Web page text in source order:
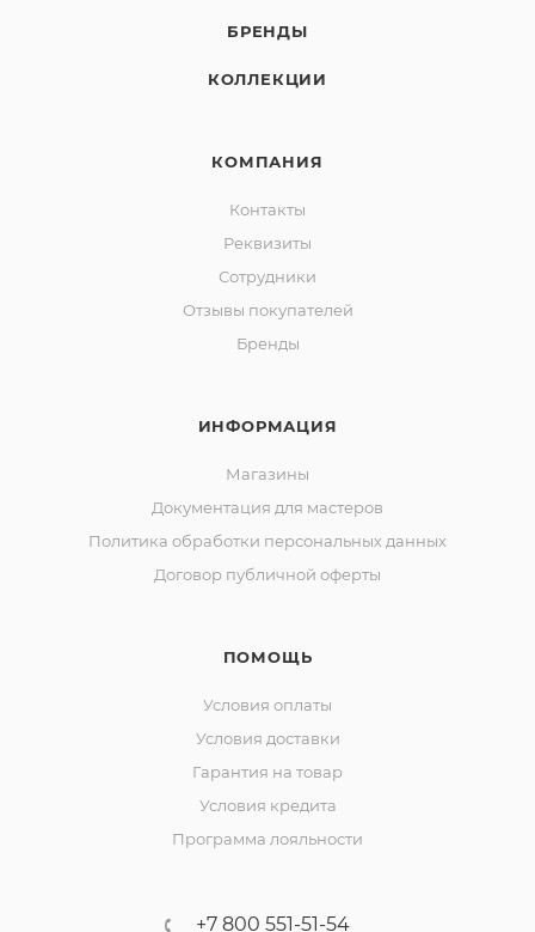
БРЕНДЫ
КОЛЛЕКЦИИ
КОМПАНИЯ
Контакты
Реквизиты
Сотрудники
Отзывы покупателей
Бренды
ИНФОРМАЦИЯ
Магазины
Документация для мастеров
Политика обработки персональных данных
Договор публичной оферты
ПОМОЩЬ
Условия оплаты
Условия доставки
Гарантия на товар
Условия кредита
Программа лояльности
+7 800 551-51-54